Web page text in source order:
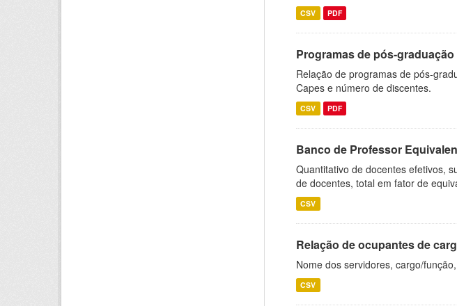
CSV PDF
Programas de pós-graduação
Relação de programas de pós-
Capes e número de discentes.
CSV PDF
Banco de Professor
Quantitativo de docentes efetivos,
de docentes, total em fator de
CSV
Relação de ocupantes de
Nome dos servidores, cargo/
CSV